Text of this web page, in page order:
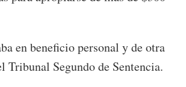
en beneficio personal y de otra
Tribunal Segundo de Sentencia.